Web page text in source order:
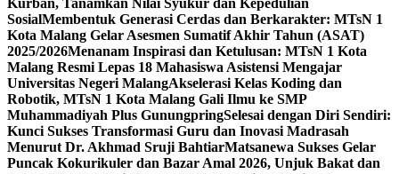
Kurban, Tanamkan Nilai Syukur dan Kepedulian
SosialMembentuk Generasi Cerdas dan Berkarakter: MTsN 1
Kota Malang Gelar Asesmen Sumatif Akhir Tahun (ASAT)
2025/2026Menanam Inspirasi dan Ketulusan: MTsN 1 Kota
Malang Resmi Lepas 18 Mahasiswa Asistensi Mengajar
Universitas Negeri MalangAkselerasi Kelas Koding dan
Robotik, MTsN 1 Kota Malang Gali Ilmu ke SMP
Muhammadiyah Plus GunungpringSelesai dengan Diri Sendiri:
Kunci Sukses Transformasi Guru dan Inovasi Madrasah
Menurut Dr. Akhmad Sruji BahtiarMatsanewa Sukses Gelar
Puncak Kokurikuler dan Bazar Amal 2026, Unjuk Bakat dan